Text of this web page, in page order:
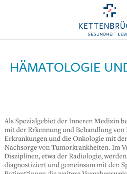
HÄMATOLOGIE
Als Spezialgebiet der Inneren Medizin
mit der Erkennung und Behandlung
Erkrankungen und die Onkologie mit
Nachsorge von Tumorkrankheiten. Im
Disziplinen, etwa der Radiologie,
diagnostiziert und gemeinsam mit den